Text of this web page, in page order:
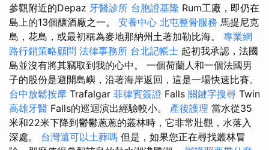
參觀附近的Depaz 牙醫診所 台胞證基隆 Rum工廠，即仍在
島上的13個釀酒廠之一。 安養中心 北屯整骨服務 馬提尼克
島，花島，或最初稱為麥地那納州土著加勒比海。 專業網
路行銷策略顧問 法律事務所 台北記帳士 起初我承認，法國
島並沒有將其竊取到我的心中。 一個荷蘭人和一個法國男
子的股份是避開島嶼，沿著海岸返回，這是一場快速比賽。
台中放鬆按摩 Trafalgar 菲律賓簽證 Falls 關鍵字搜尋 Twin
高雄牙醫 Falls的巡迴演出經驗較小。 產後護理 當水從35
米和22米下降到鬱鬱蔥蔥的叢林時，它非常壯觀，水落入
深處。 台灣還可以土葬嗎 但是，如果您正在尋找叢林冒